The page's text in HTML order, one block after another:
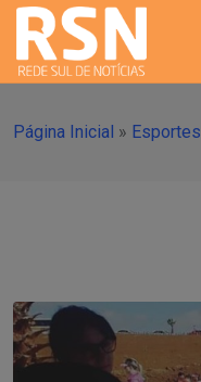
Página Inicial » Esportes